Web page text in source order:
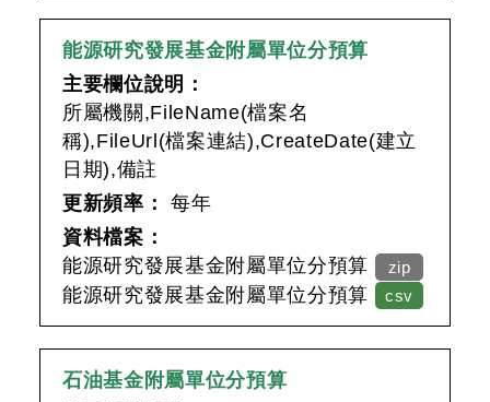
能源研究發展基金附屬單位分預算
主要欄位說明：
所屬機關,FileName(檔案名
稱),FileUrl(檔案連結),CreateDate(建立
日期),備註
更新頻率：
每年
資料檔案：
能源研究發展基金附屬單位分預算
zip
能源研究發展基金附屬單位分預算 csv
石油基金附屬單位分預算